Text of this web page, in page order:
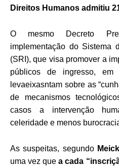
Direitos Humanos admitiu
O mesmo Decreto
implementação do Sistema
(SRI), que visa promover a
públicos de ingresso,
levaeixasntam sobre as
de mecanismos
casos a intervenção
celeridade e menos
As suspeitas, segundo
uma vez quea cada